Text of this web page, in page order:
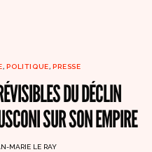
, POLITIQUE, PRESSE
DU DÉCLIN
SUR SON EMPIRE
MARIE LE RAY